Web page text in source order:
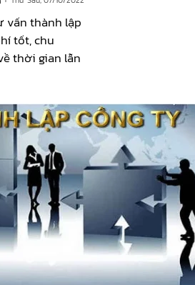
vấn thành lập
tốt, chu
thời gian lẫn